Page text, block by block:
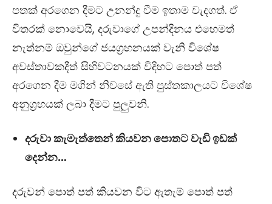
පතක් අරගෙන දීමට උනන්දු වීම ඉතාම වැදගත්. ඒ
විතරක් නොවෙයි, දරුවාගේ උපන්දිනය එහෙමත්
නැත්නම් ඔවුන්ගේ ජයග්‍රහනයක් වැනි විශේෂ
අවස්තාවකදීත් සිහිවටනයක් විදිහට පොත් පත්
අරගෙන දීම මගින් නිවසේ ඇති පුස්තකාලයට විශේෂ
අනුග්‍රහයක් ලබා දීමට පුලුවනි.
දරුවා කැමැත්තෙන් කියවන පොතට වැඩි ඉඩක්
දෙන්න…
දරුවන් පොත් පත් කියවන විට ඇතැම් පොත් පත්